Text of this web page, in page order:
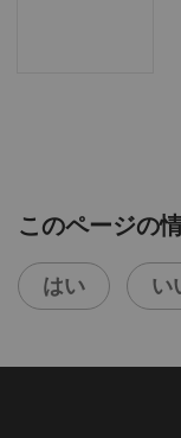
このページの
はい い